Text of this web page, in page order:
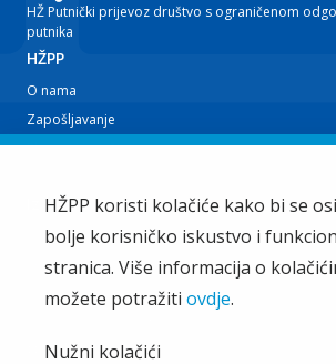
HŽ Putnički prijevoz društvo s ograničenom
putnika
HŽPP
O nama
Zapošljavanje
Planovi i izvještaji
Iz tvrtke
EU projekti
Train'n'Green
Vijesti
Ostalo
HŽPP koristi kolačiće kako bi se
bolje korisničko iskustvo i
stranica. Više informacija o
možete potražiti ovdje.
Nužni kolačići